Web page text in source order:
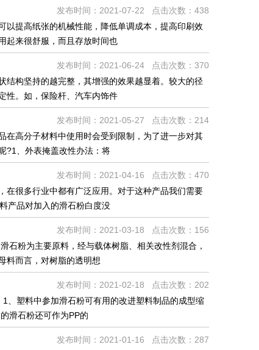
以提高纸张的机械性能，降低单调成本，提高印刷效
起来很舒服，而且存放时间也
发布时间：2021-07-22 点击次数：438
结构坚持的越完整，其增强的效果越显着。较大的径
性。如，保险杆、汽车内饰件
发布时间：2021-06-24 点击次数：370
在高分子材料中使用时会受到限制，为了进一步对其
?1、外表掩盖改性办法：将
发布时间：2021-05-27 点击次数：214
在很多行业中都有广泛应用。对于这种产品我们需要
产品对加入的滑石粉白度没
发布时间：2021-04-16 点击次数：470
石粉为主要原料，经与载体树脂、相关改性剂混合，
料而言，对树脂的透明想
发布时间：2021-03-18 点击次数：156
塑料中参加滑石粉可有用的改进塑料制品的成型缩
滑石粉还可作为PP的
发布时间：2021-02-18 点击次数：202
发布时间：2021-01-16 点击次数：287